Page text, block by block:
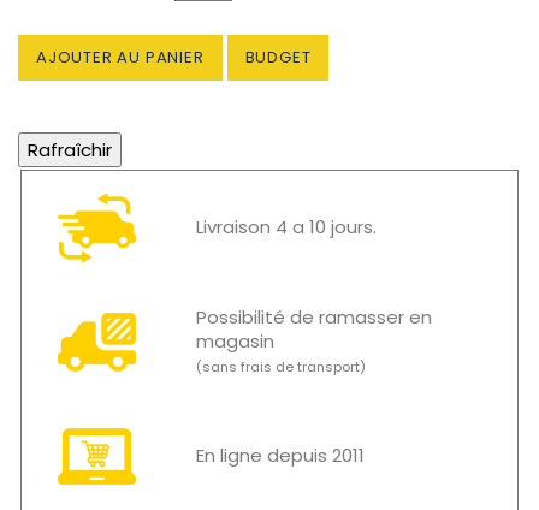
AJOUTER AU PANIER BUDGET
Livraison 4 a 10 jours.
Possibilité de ramasser en
magasin
(sans frais de transport)
En ligne depuis 2011